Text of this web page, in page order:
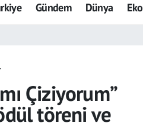
Gündem Dünya
Çiziyorum”
töreni ve